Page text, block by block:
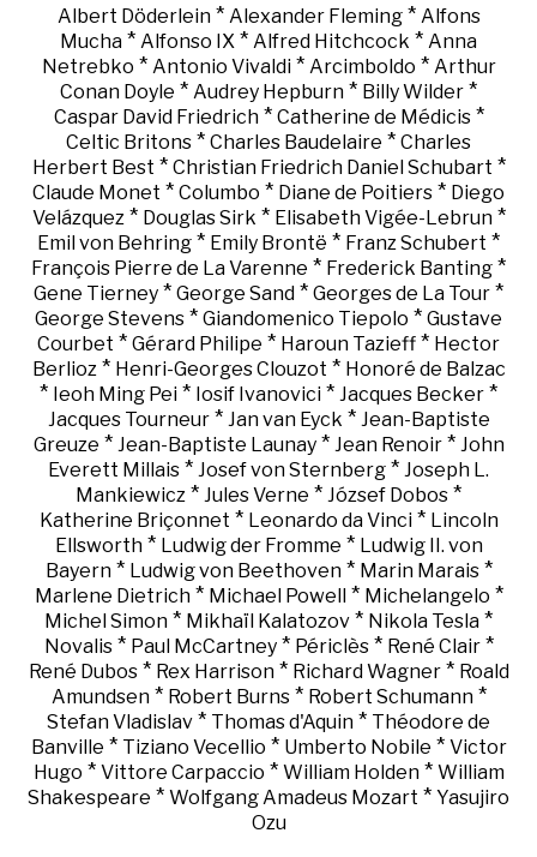
Albert Döderlein* Alexander Fleming* Alfons
Mucha * Alfonso IX * Alfred Hitchcock * Anna
Netrebko * Antonio Vivaldi* Arcimboldo * Arthur
Conan Doyle * Audrey Hepburn * Billy Wilder *
Caspar David Friedrich* Catherine de Médicis*
Celtic Britons * Charles Baudelaire * Charles
Herbert Best * Christian Friedrich Daniel Schubart *
Claude Monet * Columbo * Diane de Poitiers * Diego
Velázquez * Douglas Sirk * Elisabeth Vigée-Lebrun*
Emil von Behring * Emily Brontë * Franz Schubert *
François Pierre de La Varenne * Frederick Banting *
Gene Tierney * George Sand * Georges de La Tour *
George Stevens * Giandomenico Tiepolo * Gustave
Courbet * Gérard Philipe * Haroun Tazieff * Hector
Berlioz * Henri-Georges Clouzot * Honoré de Balzac
* Ieoh Ming Pei * Iosif Ivanovici * Jacques Becker *
Jacques Tourneur* Jan van Eyck * Jean-Baptiste
Greuze * Jean-Baptiste Launay* Jean Renoir* John
Everett Millais * Josef von Sternberg * Joseph L.
Mankiewicz * Jules Verne * József Dobos *
Katherine Briçonnet * Leonardo da Vinci* Lincoln
Ellsworth* Ludwig der Fromme * Ludwig II. von
Bayern* Ludwig von Beethoven* Marin Marais*
Marlene Dietrich* Michael Powell* Michelangelo *
Michel Simon * Mikhaïl Kalatozov * Nikola Tesla *
Novalis* Paul McCartney* Périclès* René Clair*
René Dubos* Rex Harrison* Richard Wagner* Roald
Amundsen* Robert Burns* Robert Schumann*
Stefan Vladislav * Thomas d'Aquin * Théodore de
Banville * Tiziano Vecellio * Umberto Nobile * Victor
Hugo * Vittore Carpaccio * William Holden* William
Shakespeare * Wolfgang Amadeus Mozart * Yasujiro
Ozu